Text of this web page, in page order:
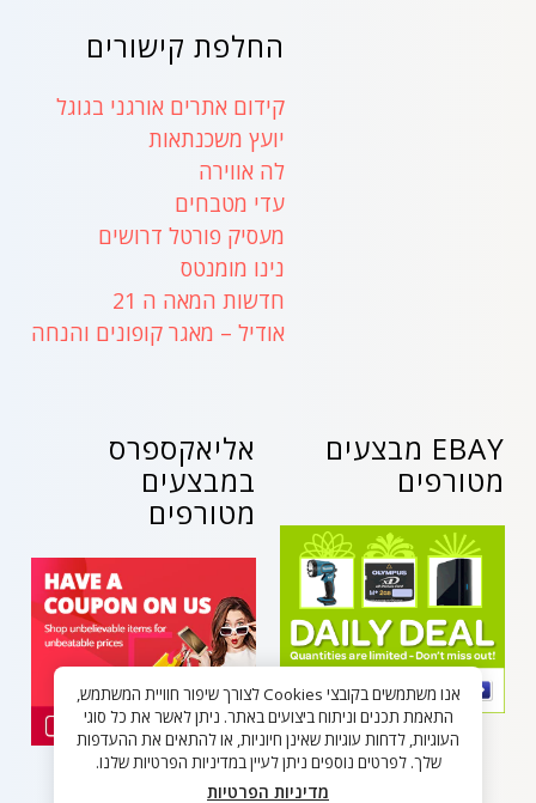
החלפת קישורים
קידום אתרים אורגני בגוגל
יועץ משכנתאות
לה אווירה
עדי מטבחים
מעסיק פורטל דרושים
נינו מומנטס
חדשות המאה ה 21
אודיל – מאגר קופונים והנחה
אליאקספרס
במבצעים
מטורפים
EBAY מבצעים
מטורפים
אנו משתמשים בקובצי Cookies לצורך שיפור חוויית המשתמש,
התאמת תכנים וניתוח ביצועים באתר. ניתן לאשר את כל סוגי
העוגיות, לדחות עוגיות שאינן חיוניות, או להתאים את ההעדפות
שלך. לפרטים נוספים ניתן לעיין במדיניות הפרטיות שלנו.
מדיניות הפרטיות